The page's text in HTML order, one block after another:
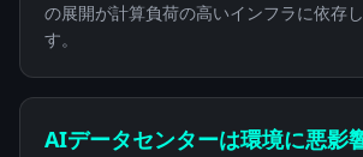
の展開が計算負荷の高いインフラに依存
す。
AIデータセンターは環境に悪影